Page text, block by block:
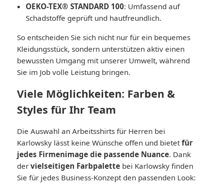
OEKO-TEX® STANDARD 100: Umfassend auf
Schadstoffe geprüft und hautfreundlich.
So entscheiden Sie sich nicht nur für ein bequemes
Kleidungsstück, sondern unterstützen aktiv einen
bewussten Umgang mit unserer Umwelt, während
Sie im Job volle Leistung bringen.
Viele Möglichkeiten: Farben &
Styles für Ihr Team
Die Auswahl an Arbeitsshirts für Herren bei
Karlowsky lässt keine Wünsche offen und bietet für
jedes Firmenimage die passende Nuance. Dank
der vielseitigen Farbpalette bei Karlowsky finden
Sie für jedes Business-Konzept den passenden Look: